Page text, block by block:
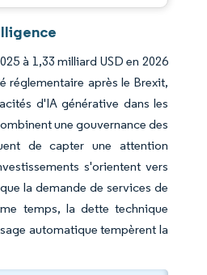
à 1,33 milliard USD en 2026
réglementaire après le Brexit,
d'IA générative dans les
une gouvernance des
de capter une attention
s'orientent vers
la demande de services de
temps, la dette technique
automatique tempèrent la